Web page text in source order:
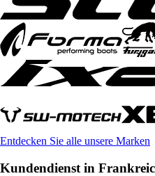
Entdecken Sie alle unsere Marken
Kundendienst in